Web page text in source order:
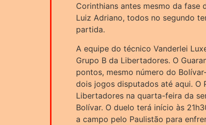
Corinthians antes mesmo da
Luiz Adriano, todos no segundo
partida.
A equipe do técnico Vanderlei
Grupo B da Libertadores. O
pontos, mesmo número do
dois jogos disputados até aqui. O
Libertadores na quarta-feira da
Bolívar. O duelo terá início às
a campo pelo Paulistão para